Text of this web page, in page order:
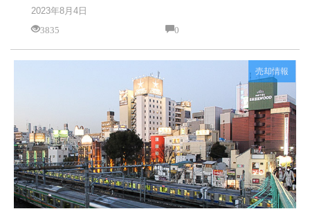
2023年8月4日
3835
0
売却情報